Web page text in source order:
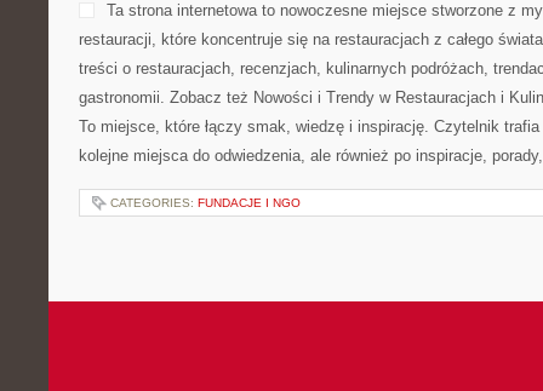
Ta strona internetowa to nowoczesne miejsce stworzone z
restauracji, które koncentruje się na restauracjach z całego
treści o restauracjach, recenzjach, kulinarnych podróżach,
gastronomii. Zobacz też Nowości i Trendy w Restauracjach i
To miejsce, które łączy smak, wiedzę i inspirację. Czytelnik
kolejne miejsca do odwiedzenia, ale również po inspiracje,
CATEGORIES: FUNDACJE I NGO